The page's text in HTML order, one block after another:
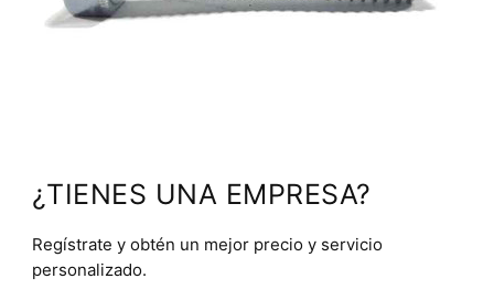
¿TIENES UNA EMPRESA?
Regístrate y obtén un mejor precio y servicio
personalizado.